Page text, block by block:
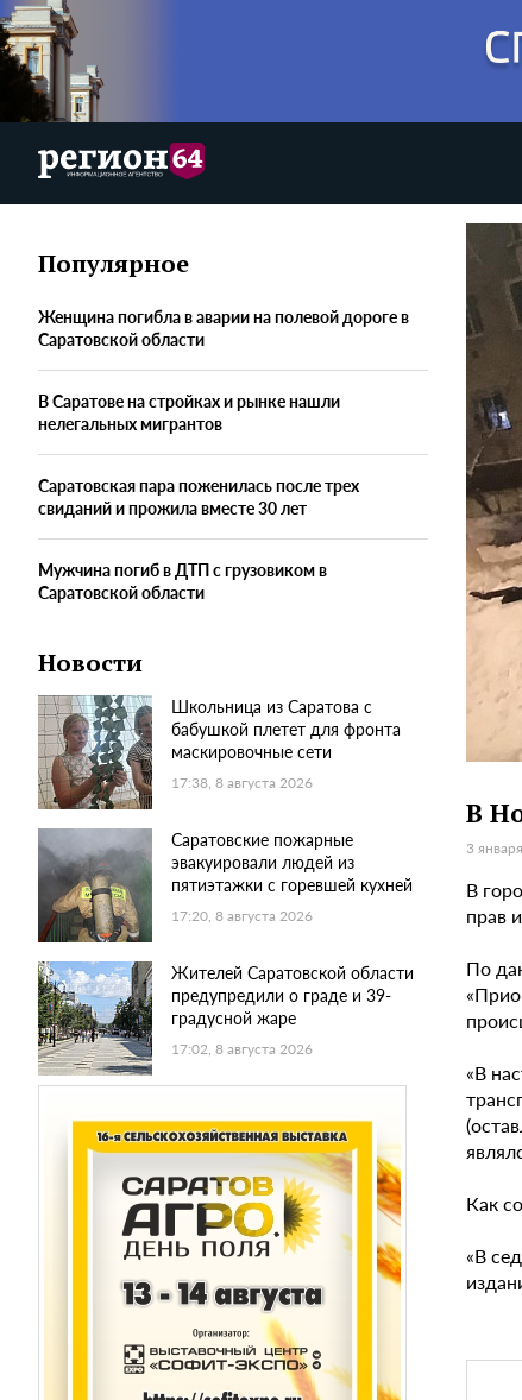
Популярное
Женщина погибла в аварии на полевой дороге в
Саратовской области
В Саратове на стройках и рынке нашли
нелегальных мигрантов
Саратовская пара поженилась после трех
свиданий и прожила вместе 30 лет
Мужчина погиб в ДТП с грузовиком в
Саратовской области
Новости
Школьница из Саратова с
бабушкой плетет для фронта
маскировочные сети
17:38, 8 августа 2026
Саратовские пожарные
эвакуировали людей из
пятиэтажки с горевшей кухней
17:20, 8 августа 2026
Жителей Саратовской области
предупредили о граде и 39-
градусной жаре
17:02, 8 августа 2026
В
3
В
прав
По
«В
Как
«В